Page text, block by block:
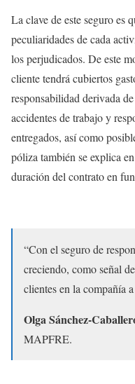
La clave de este seguro es
peculiaridades de cada
los perjudicados. De este
cliente tendrá cubiertos
responsabilidad derivada
accidentes de trabajo y
entregados, así como
póliza también se explica
duración del contrato en
“Con el seguro de
creciendo, como señal
clientes en la compañía
Olga Sánchez-
MAPFRE.